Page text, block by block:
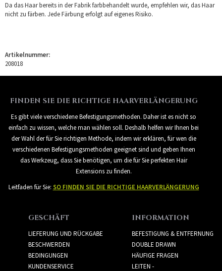
Da das Haar bereits in der Fabrik farbbehandelt wurde, empfehlen wir, das Haar
nicht zu färben. Jede Färbung erfolgt auf eigenes Risiko.
Artikelnummer:
208018
FINDEN SIE DIE RICHTIGE HAARVERLÄNGERUNG
Es gibt viele verschiedene Befestigungsmethoden. Daher ist es nicht so
einfach zu wissen, welche man wählen soll. Deshalb helfen wir Ihnen bei
der Wahl der für Sie richtigen Methode, indem wir erklären, für wen die
verschiedenen Befestigungsmethoden geeignet sind und geben Ihnen
das Werkzeug, dass Sie benötigen, um die für Sie perfekten Hair
Extensions zu finden.
Leitfaden für Sie: SO FINDEN SIE DIE RICHTIGE HAARVERLÄNGERUNG
GESCHÄFT
LIEFERUNG UND RÜCKGABE
BESCHWERDEN
BEDINGUNGEN
KUNDENSERVICE
INFORMATION
BEFESTIGUNG & ENTFERNUNG
DOUBLE DRAWN
HÄUFIGE FRAGEN
LEITEN -